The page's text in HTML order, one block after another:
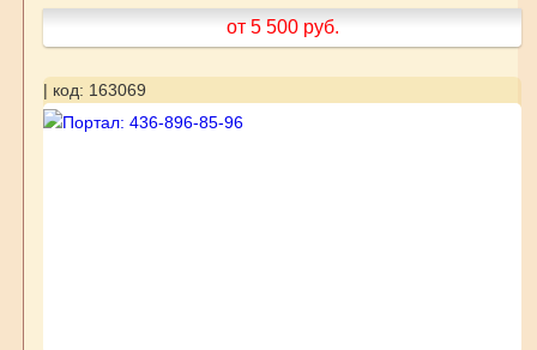
от 5 500 руб.
| код: 163069